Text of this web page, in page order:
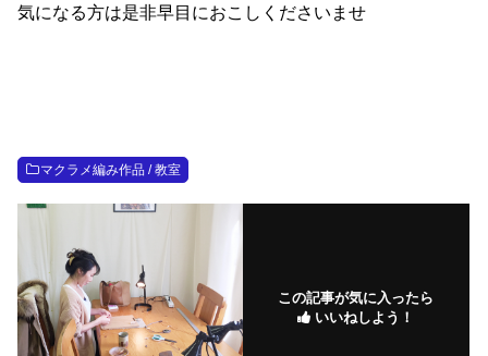
気になる方は是非早目におこしくださいませ
マクラメ編み作品 / 教室
この記事が気に入ったら
いいねしよう！